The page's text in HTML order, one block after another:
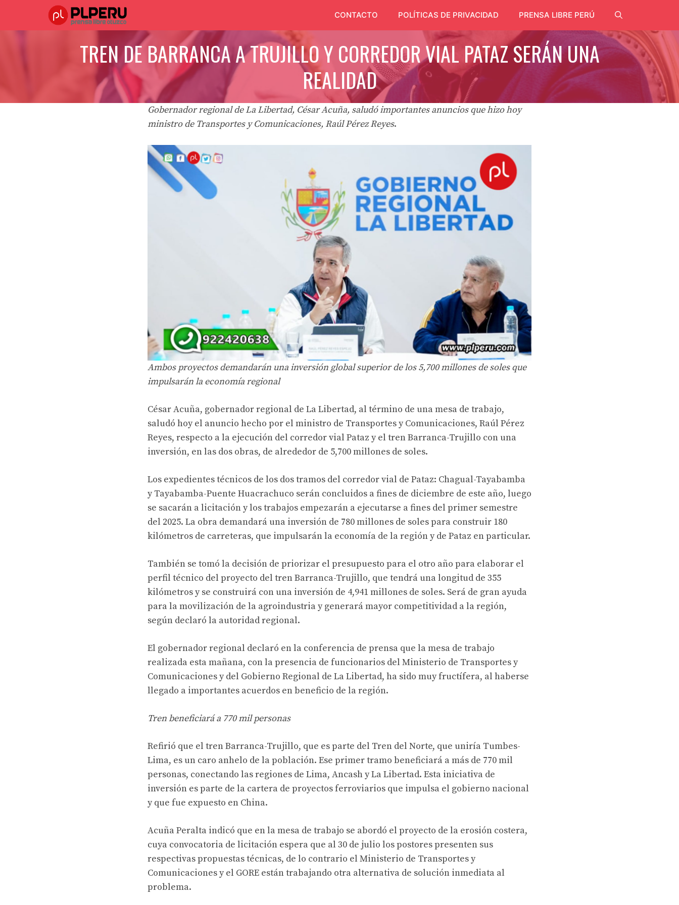
CONTACTO POLÍTICAS DE PRIVACIDAD PRENSA LIBRE PERÚ
TREN DE BARRANCA A TRUJILLO Y CORREDOR VIAL PATAZ SERÁN UNA
REALIDAD
Gobernador regional de La Libertad, César Acuña, saludó importantes anuncios que hizo hoy
ministro de Transportes y Comunicaciones, Raúl Pérez Reyes.
Ambos proyectos demandarán una inversión global superior de los 5,700 millones de soles que
impulsarán la economía regional
César Acuña, gobernador regional de La Libertad, al término de una mesa de trabajo,
saludó hoy el anuncio hecho por el ministro de Transportes y Comunicaciones, Raúl Pérez
Reyes, respecto a la ejecución del corredor vial Pataz y el tren Barranca-Trujillo con una
inversión, en las dos obras, de alrededor de 5,700 millones de soles.
Los expedientes técnicos de los dos tramos del corredor vial de Pataz: Chagual-Tayabamba
y Tayabamba-Puente Huacrachuco serán concluidos a fines de diciembre de este año, luego
se sacarán a licitación y los trabajos empezarán a ejecutarse a fines del primer semestre
del 2025. La obra demandará una inversión de 780 millones de soles para construir 180
kilómetros de carreteras, que impulsarán la economía de la región y de Pataz en particular.
También se tomó la decisión de priorizar el presupuesto para el otro año para elaborar el
perfil técnico del proyecto del tren Barranca-Trujillo, que tendrá una longitud de 355
kilómetros y se construirá con una inversión de 4,941 millones de soles. Será de gran ayuda
para la movilización de la agroindustria y generará mayor competitividad a la región,
según declaró la autoridad regional.
El gobernador regional declaró en la conferencia de prensa que la mesa de trabajo
realizada esta mañana, con la presencia de funcionarios del Ministerio de Transportes y
Comunicaciones y del Gobierno Regional de La Libertad, ha sido muy fructífera, al haberse
llegado a importantes acuerdos en beneficio de la región.
Tren beneficiará a 770 mil personas
Refirió que el tren Barranca-Trujillo, que es parte del Tren del Norte, que uniría Tumbes-
Lima, es un caro anhelo de la población. Ese primer tramo beneficiará a más de 770 mil
personas, conectando las regiones de Lima, Ancash y La Libertad. Esta iniciativa de
inversión es parte de la cartera de proyectos ferroviarios que impulsa el gobierno nacional
y que fue expuesto en China.
Acuña Peralta indicó que en la mesa de trabajo se abordó el proyecto de la erosión costera,
cuya convocatoria de licitación espera que al 30 de julio los postores presenten sus
respectivas propuestas técnicas, de lo contrario el Ministerio de Transportes y
Comunicaciones y el GORE están trabajando otra alternativa de solución inmediata al
problema.